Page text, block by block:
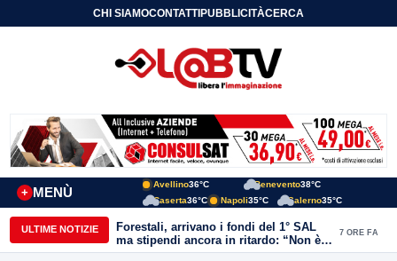
CHI SIAMOCONTATTIPUBBLICITÀCERCA
MENÙ
+
Avellino36°C Benevento38°C
Caserta36°C Napoli35°C Salerno35°C
ULTIME NOTIZIE
Forestali, arrivano i fondi del 1° SAL
ma stipendi ancora in ritardo: “Non è
più sostenibile”
7 ORE FA